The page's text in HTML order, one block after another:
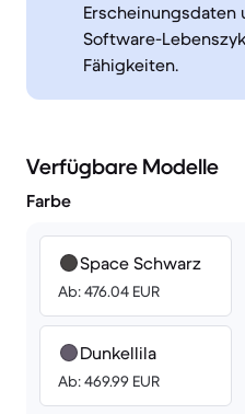
Software-
Fähigkeiten.
Verfügbare Modelle
Farbe
Space Schwarz
Ab: 476.04 EUR
Dunkellila
Ab: 469.99 EUR